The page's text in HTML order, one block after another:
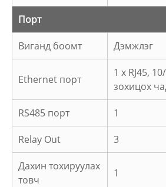
Порт
Виганд боомт Дэмжлэг
Ethernet порт
1 x RJ45,
зохицох
RS485 порт 1
Relay Out 3
Дахин тохируулах
товч
1